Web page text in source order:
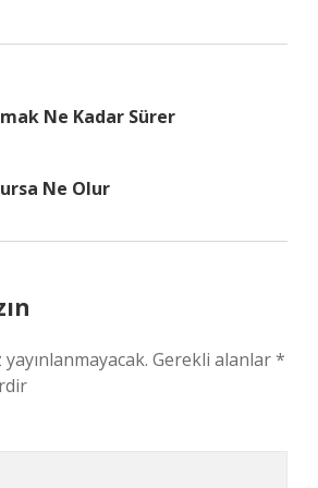
Ne Kadar Sürer
Ne Olur
Gerekli alanlar*